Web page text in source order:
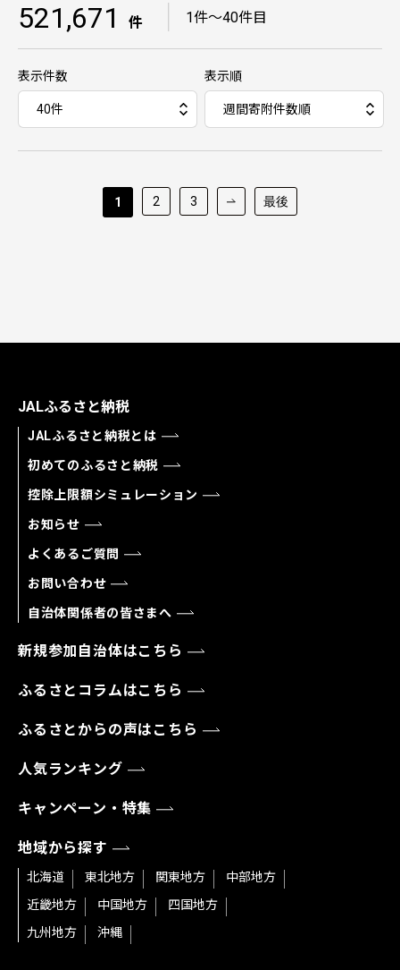
521,671 件 1件～40件目
表示件数 表示順
1 2 3 最後
JALふるさと納税
JALふるさと納税とは
初めてのふるさと納税
控除上限額シミュレーション
お知らせ
よくあるご質問
お問い合わせ
自治体関係者の皆さまへ
新規参加自治体はこちら
ふるさとコラムはこちら
ふるさとからの声はこちら
人気ランキング
キャンペーン・特集
地域から探す
北海道 東北地方 関東地方
中部地方
近畿地方
中国地方
四国地方
九州地方
沖縄